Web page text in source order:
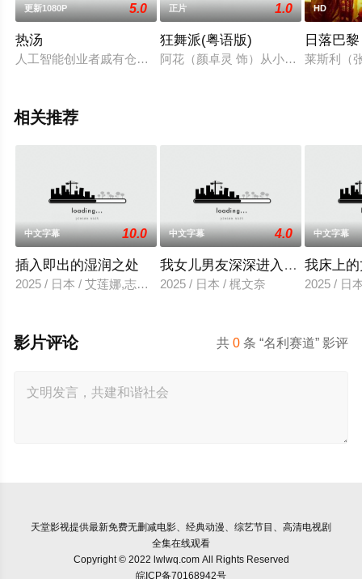
更新1080P 5.0
热汤
人工智能创业者戚有仓与未婚妻就是否要小孩的问题产生了剧
正片 1.0
狂舞派(粤语版)
阿花（颜卓灵 饰）从小就展现出了
HD
日落巴黎
莱斯利（
相关推荐
中文字幕 10.0
插入即出的湿润之处
2025 / 日本 / 艾莲娜,志美健
中文字幕 4.0
我女儿男友深深进入我的身体
2025 / 日本 / 梶文奈
中文字幕
我床上
2025 / 日
共0 条 “名利赛道” 影评
影片评论
天堂影视提供最新免费无删减电影、经典动漫、综艺节目、高清电视剧
全集在线观看
Copyright © 2022 lwlwq.com All Rights Reserved
皖ICP备70168942号